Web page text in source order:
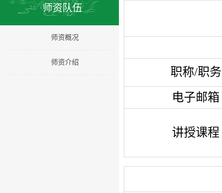
师资队伍
师资概况
师资介绍
职称/职务
电子邮箱
讲授课程